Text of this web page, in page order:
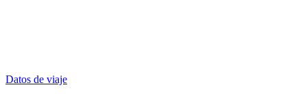
Datos de viaje